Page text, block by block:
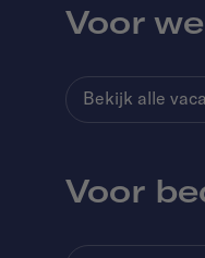
Voor
Bekijk alle
Voor